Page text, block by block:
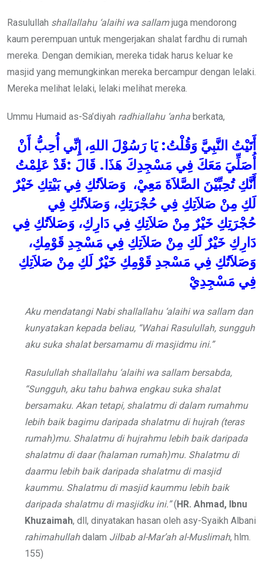
Rasulullah shallallahu ‘alaihi wa sallamjuga mendorong
kaum perempuan untuk mengerjakan shalat fardhu di rumah
mereka. Dengan demikian, mereka tidak harus keluar ke
masjid yang memungkinkan mereka bercampur dengan lelaki.
Mereka melihat lelaki, lelaki melihat mereka.
Ummu Humaid as-Sa’diyah radhiallahu ‘anha berkata,
أَتَيْتُ النَّبِيَّ وَقُلْتُ:يَا رَسُوْلَ اللهِ، إِنِّي أُحِبُّ أَنْ
أُصَلِّيَ مَعَكَ فِي مَسْجِدِكَ هَذَا . قَالَ :قَدْ عَلِمْتُ
أَنَّكِ تُحِبِّيْنَ الصَّلاَةَ مَعِيْ، وَصَلاَتُكِ فِي بَيْتِكِ خَيْرٌ
لَكِ مِنْ صَلاَتِكِ فِي حُجْرَتِكِ، وَصَلاَتُكِ فِي
حُجْرَتِكِ خَيْرٌ مِنْ صَلاَتِكِ فِي دَارِكِ، وَصَلاَتُكِ فِي
دَارِكِ خَيْرٌ لَكِ مِنْ صَلاَتِكِ فِي مَسْجِدِ قَوْمِكِ،
وَصَلاَتُكِ فِي مَسْجدِ قَوْمِكِ خَيْرٌ لَكِ مِنْ صَلاَتِكِ
فِي مَسْجِدِيْ
Aku mendatangi Nabishallallahu ‘alaihi wa sallam dan
kunyatakan kepada beliau, “Wahai Rasulullah, sungguh
aku suka shalat bersamamu di masjidmu ini.”
Rasulullah shallallahu ‘alaihi wa sallam bersabda,
“Sungguh, aku tahu bahwa engkau suka shalat
bersamaku. Akan tetapi, shalatmu di dalam rumahmu
lebih baik bagimu daripada shalatmu di hujrah (teras
rumah)mu. Shalatmu di hujrahmu lebih baik daripada
shalatmu di daar (halaman rumah)mu. Shalatmu di
daarmu lebih baik daripada shalatmu di masjid
kaummu. Shalatmu di masjid kaummu lebih baik
daripada shalatmu di masjidku ini.”(HR. Ahmad, Ibnu
Khuzaimah, dll, dinyatakan hasan oleh asy-Syaikh Albani
rahimahullahdalam Jilbab al-Mar’ah al-Muslimah, hlm.
155)